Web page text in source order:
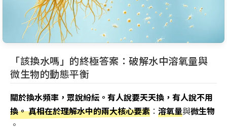
「該換水嗎」的終極答案：破解水中溶氧量與
微生物的動態平衡
關於換水頻率，眾說紛紜。有人說要天天換，有人說不用
換。 真相在於理解水中的兩大核心要素 ： 溶氧量與微生物
。